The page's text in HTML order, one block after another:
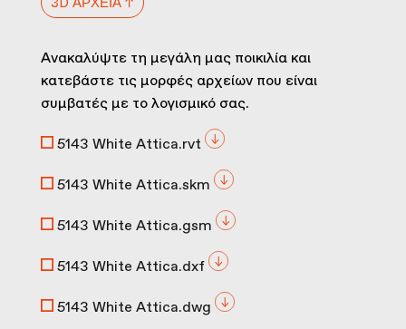
3D ΑΡΧΕΊΑ ↑
Ανακαλύψτε τη μεγάλη μας ποικιλία και
κατεβάστε τις μορφές αρχείων που είναι
συμβατές με το λογισμικό σας.
5143 White Attica.rvt
5143 White Attica.skm
5143 White Attica.gsm
5143 White Attica.dxf
5143 White Attica.dwg